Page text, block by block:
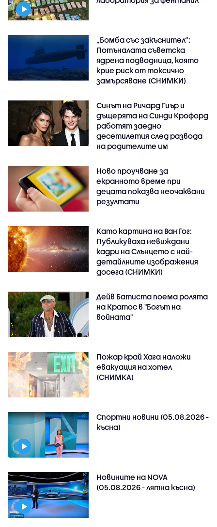
„Бомба със закъснител“:
Потъналата съветска
ядрена подводница, която
крие риск от токсично
замърсяване (СНИМКИ)
Синът на Ричард Гиър и
дъщерята на Синди Крофорд
работят заедно
десетилетия след развода
на родителите им
Ново проучване за
екранното време при
децата показва неочаквани
резултати
Като картина на Ван Гог:
Публикуваха невиждани
кадри на Слънцето с най-
детайлните изображения
досега (СНИМКИ)
Дейв Батиста поема ролята
на Кратос в "Богът на
войната"
Пожар край Хага наложи
евакуация на хотел
(СНИМКА)
Спортни новини (05.08.2026 -
късна)
Новините на NOVA
(05.08.2026 - лятна късна)